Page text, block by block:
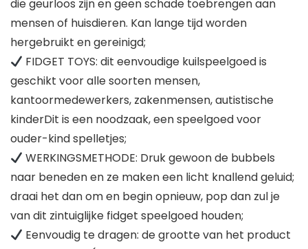
die geurloos zijn en geen schade toebrengen aan
mensen of huisdieren. Kan lange tijd worden
hergebruikt en gereinigd;
FIDGET TOYS: dit eenvoudige kuilspeelgoed is
geschikt voor alle soorten mensen,
kantoormedewerkers, zakenmensen, autistische
kinderDit is een noodzaak, een speelgoed voor
ouder-kind spelletjes;
WERKINGSMETHODE: Druk gewoon de bubbels
naar beneden en ze maken een licht knallend geluid;
draai het dan om en begin opnieuw, pop dan zul je
van dit zintuiglijke fidget speelgoed houden;
Eenvoudig te dragen: de grootte van het product